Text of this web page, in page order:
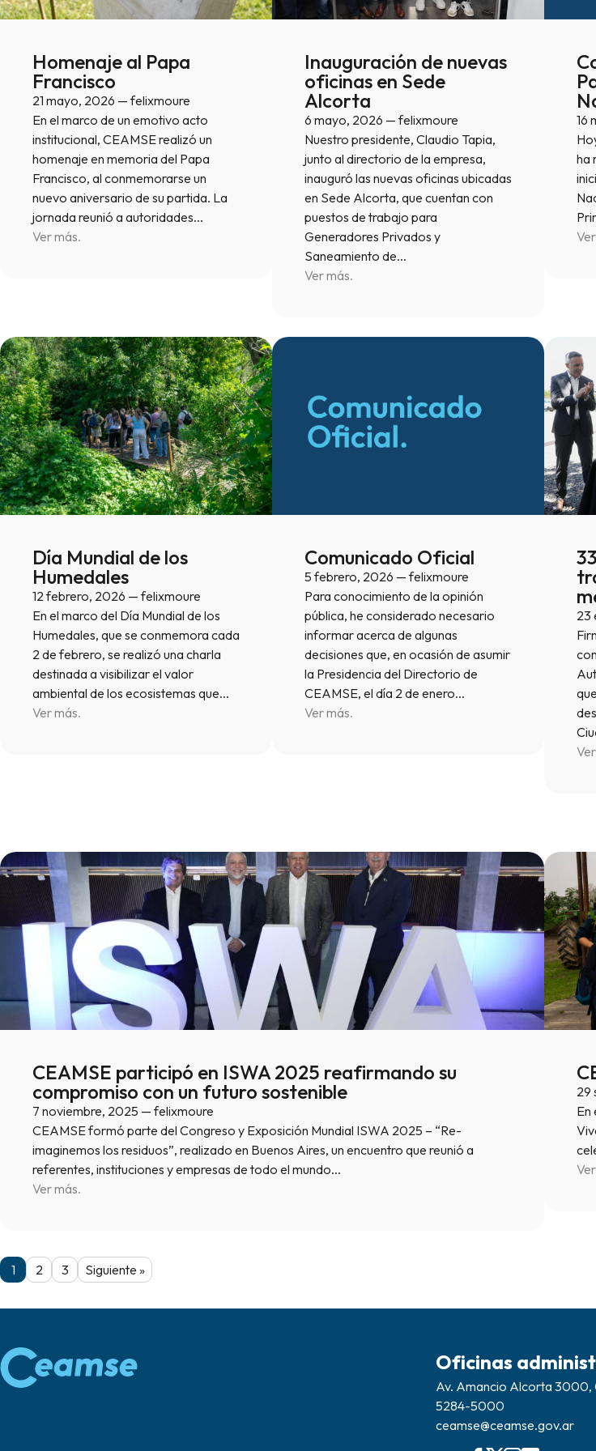
Homenaje al Papa
Francisco
21 mayo, 2026 — felixmoure
En el marco de un emotivo acto
institucional, CEAMSE realizó un
homenaje en memoria del Papa
Francisco, al conmemorarse un
nuevo aniversario de su partida. La
jornada reunió a autoridades…
Ver más.
Inauguración de nuevas
oficinas en Sede
Alcorta
6 mayo, 2026 — felixmoure
Nuestro presidente, Claudio Tapia,
junto al directorio de la empresa,
inauguró las nuevas oficinas ubicadas
en Sede Alcorta, que cuentan con
puestos de trabajo para
Generadores Privados y
Saneamiento de…
Ver más.
16
ha
Día Mundial de los
Humedales
12 febrero, 2026 — felixmoure
En el marco del Día Mundial de los
Humedales, que se conmemora cada
2 de febrero, se realizó una charla
destinada a visibilizar el valor
ambiental de los ecosistemas que…
Ver más.
Comunicado Oficial
5 febrero, 2026 — felixmoure
Para conocimiento de la opinión
pública, he considerado necesario
informar acerca de algunas
decisiones que, en ocasión de asumir
la Presidencia del Directorio de
CEAMSE, el día 2 de enero…
Ver más.
23
CEAMSE participó en ISWA 2025 reafirmando su
compromiso con un futuro sostenible
7 noviembre, 2025 — felixmoure
CEAMSE formó parte del Congreso y Exposición Mundial ISWA 2025 – “Re-
imaginemos los residuos”, realizado en Buenos Aires, un encuentro que reunió a
referentes, instituciones y empresas de todo el mundo…
Ver más.
29
En
1 2 3 Siguiente »
Oficinas
Av. Amancio Alcorta 3000,
5284-5000
ceamse@ceamse.gov.ar